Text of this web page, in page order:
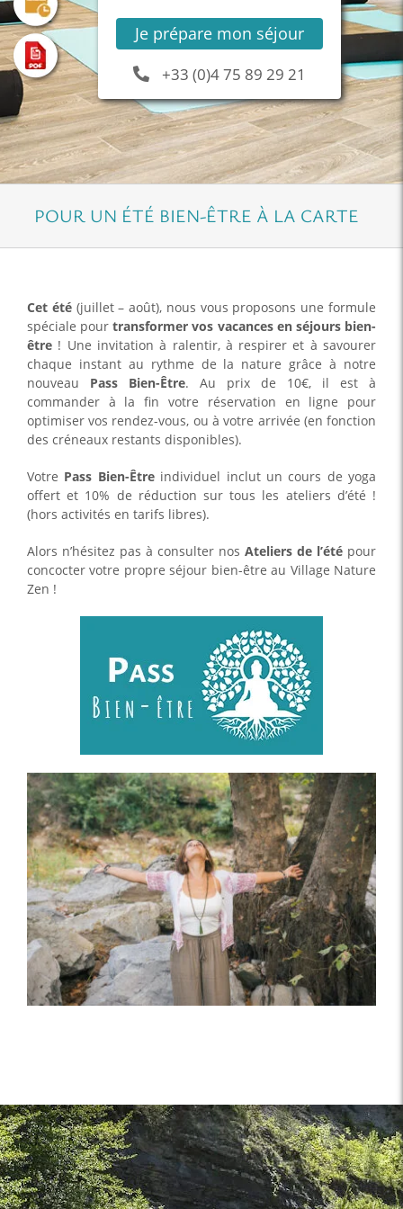
Je prépare mon séjour
+33 (0)4 75 89 29 21
POUR UN ÉTÉ BIEN-ÊTRE À LA CARTE
Cet été(juillet – août), nous vous proposons une formule
spéciale pourtransformer vos vacances en séjours bien-
être! Une invitation à ralentir, à respirer et à savourer
chaque instant au rythme de la nature grâce à notre
nouveau Pass Bien-Être. Au prix de 10€, il est à
commander à la fin votre réservation en ligne pour
optimiser vos rendez-vous, ou à votre arrivée (en fonction
des créneaux restants disponibles).
Votre Pass Bien-Êtreindividuel inclut un cours de yoga
offert et 10% de réduction sur tous les ateliers d’été !
(hors activités en tarifs libres).
Alors n’hésitez pas à consulter nosAteliers de l’été pour
concocter votre propre séjour bien-être au Village Nature
Zen !